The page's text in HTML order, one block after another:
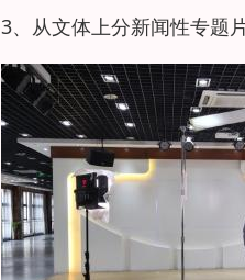
3、从文体上分新闻性专题